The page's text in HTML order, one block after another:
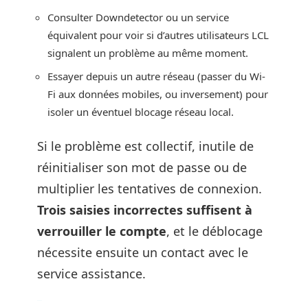
Consulter Downdetector ou un service
équivalent pour voir si d’autres utilisateurs LCL
signalent un problème au même moment.
Essayer depuis un autre réseau (passer du Wi-
Fi aux données mobiles, ou inversement) pour
isoler un éventuel blocage réseau local.
Si le problème est collectif, inutile de
réinitialiser son mot de passe ou de
multiplier les tentatives de connexion.
Trois saisies incorrectes suffisent à
verrouiller le compte, et le déblocage
nécessite ensuite un contact avec le
service assistance.